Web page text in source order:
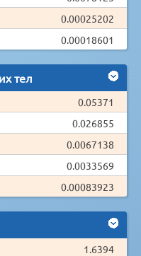
0.00025202
0.00018601
тел
0.05371
0.026855
0.0067138
0.0033569
0.00083923
1.6394